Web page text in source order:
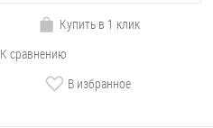
Купить в 1 клик
К сравнению
В избранное